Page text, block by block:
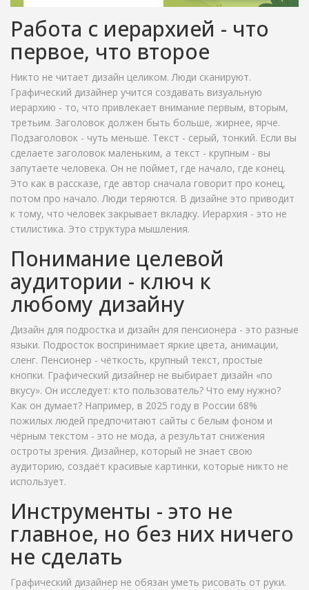
Работа с иерархией - что
первое, что второе
Никто не читает дизайн целиком. Люди сканируют.
Графический дизайнер учится создавать визуальную
иерархию - то, что привлекает внимание первым, вторым,
третьим. Заголовок должен быть больше, жирнее, ярче.
Подзаголовок - чуть меньше. Текст - серый, тонкий. Если вы
сделаете заголовок маленьким, а текст - крупным - вы
запутаете человека. Он не поймет, где начало, где конец.
Это как в рассказе, где автор сначала говорит про конец,
потом про начало. Люди теряются. В дизайне это приводит
к тому, что человек закрывает вкладку. Иерархия - это не
стилистика. Это структура мышления.
Понимание целевой
аудитории - ключ к
любому дизайну
Дизайн для подростка и дизайн для пенсионера - это разные
языки. Подросток воспринимает яркие цвета, анимации,
сленг. Пенсионер - чёткость, крупный текст, простые
кнопки. Графический дизайнер не выбирает дизайн «по
вкусу». Он исследует: кто пользователь? Что ему нужно?
Как он думает? Например, в 2025 году в России 68%
пожилых людей предпочитают сайты с белым фоном и
чёрным текстом - это не мода, а результат снижения
остроты зрения. Дизайнер, который не знает свою
аудиторию, создаёт красивые картинки, которые никто не
использует.
Инструменты - это не
главное, но без них ничего
не сделать
Графический дизайнер не обязан уметь рисовать от руки.